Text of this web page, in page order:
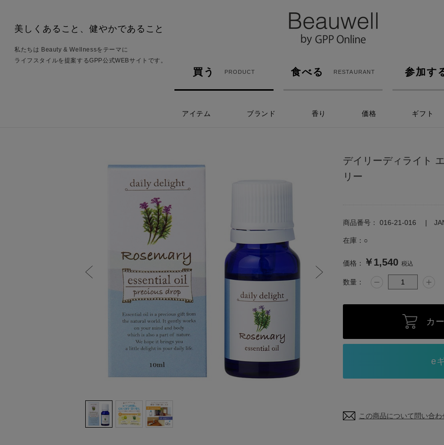
美しくあること、健やかであること
私たちは Beauty & Wellnessをテーマに
ライフスタイルを提案するGPP公式WEBサイトです。
買う PRODUCT 食べる RESTAURANT 参加す
アイテム ブランド 香り 価格 ギフト
デイリーディライト
リー
在庫： ○
価格： ￥1,540 税込
商品番号： 016-21-016
数量：
カ
この商品について問い合わ